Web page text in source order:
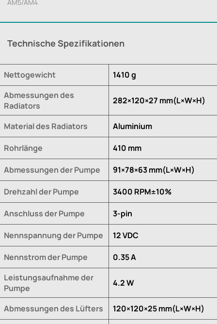
AM5/AM4
Technische Spezifikationen
Nettogewicht
1410 g
Abmessungen des
Radiators
282×120×27 mm(L×W×H)
Material des Radiators Aluminium
Rohrlänge 410 mm
Abmessungen der Pumpe 91×78×63 mm(L×W×H)
Drehzahl der Pumpe 3400 RPM±10%
Anschluss der Pumpe 3-pin
Nennspannung der Pumpe 12 VDC
Nennstrom der Pumpe
0.35 A
Leistungsaufnahme der
Pumpe
4.2 W
Abmessungen des Lüfters 120×120×25 mm(L×W×H)